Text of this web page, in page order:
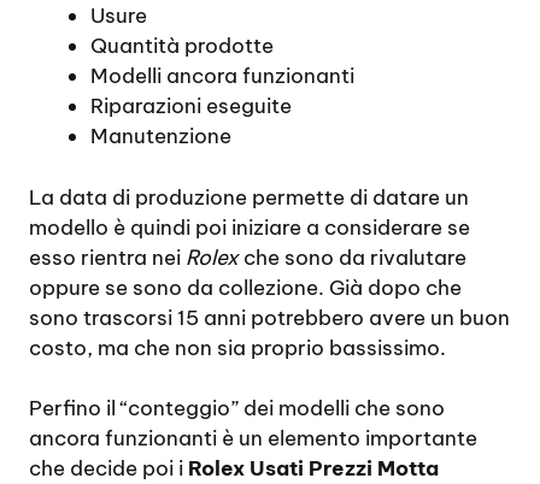
Usure
Quantità prodotte
Modelli ancora funzionanti
Riparazioni eseguite
Manutenzione
La data di produzione permette di datare un
modello è quindi poi iniziare a considerare se
esso rientra nei Rolexche sono da rivalutare
oppure se sono da collezione. Già dopo che
sono trascorsi 15 anni potrebbero avere un buon
costo, ma che non sia proprio bassissimo.
Perfino il “conteggio” dei modelli che sono
ancora funzionanti è un elemento importante
che decide poi i Rolex Usati Prezzi Motta